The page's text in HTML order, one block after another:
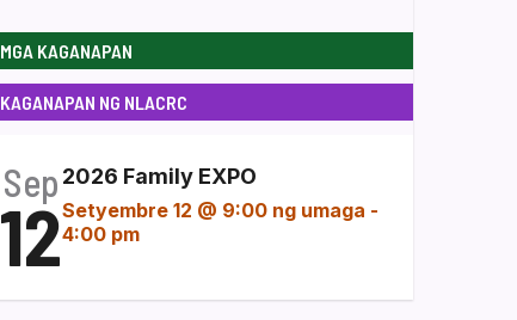
MGA KAGANAPAN
KAGANAPAN NG NLACRC
Sep
12
2026 Family EXPO
Setyembre 12 @ 9:00 ng umaga -
4:00 pm